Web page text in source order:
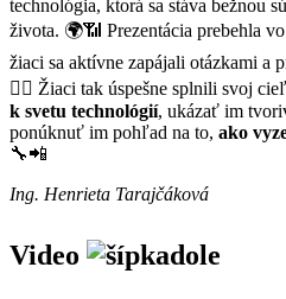
technológia, ktorá sa stáva bežnou
života. 🌍📶 Prezentácia prebehla
žiaci sa aktívne zapájali otázkami a
🙋‍♀️ Žiaci tak úspešne splnili svoj
k svetu technológií, ukázať im
ponúknuť im pohľad na to, ako
🔧📲
Ing. Henrieta Tarajčáková
Video